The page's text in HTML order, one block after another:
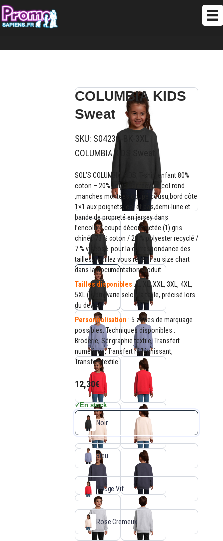
COLUMBIA KIDS
Sweat
SKU: S04239-BK-3XL
COLUMBIA KIDS Sweat
SOL’S COLUMBIA KIDS, T-shirt enfant 80%
coton – 20% polyester recyclé col rond
,manches montées,coupé cousu,bord côte
1×1 aux poignets, col et bas,demi-lune et
bande de propreté en jersey dans
l’encolure,coupe décontractée (1) gris
chiné : 73 % coton / 20 % polyester recyclé /
7 % viscose. pour la correspondance des
tailles, veuillez vous référer au size chart
dans la documentation produit.
Tailles disponibles : L, XL, XXL, 3XL, 4XL,
5XL (le prix varie selon la taille, précisé lors
du devis).
Personnalisation : 5 zones de marquage
possibles. Techniques disponibles :
Broderie, Sérigraphie textile, Transfert
numérique, Transfert réfléchissant,
Transfert textile.
12,30€
✓En stock
Noir
Bleu
Rouge Vif
Rose Cremeux